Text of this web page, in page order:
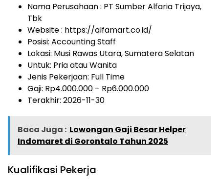
Nama Perusahaan : PT Sumber Alfaria Trijaya,
Tbk
Website : https://alfamart.co.id/
Posisi: Accounting Staff
Lokasi: Musi Rawas Utara, Sumatera Selatan
Untuk: Pria atau Wanita
Jenis Pekerjaan: Full Time
Gaji: Rp4.000.000 – Rp6.000.000
Terakhir: 2026-11-30
Baca Juga : Lowongan Gaji Besar Helper
Indomaret di Gorontalo Tahun 2025
Kualifikasi Pekerja